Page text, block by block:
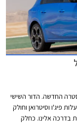
החדשה. הדור השישי
פיג'ו וסיטרואן וחולק
מתעכבת בדרכה אלינו. כחלק